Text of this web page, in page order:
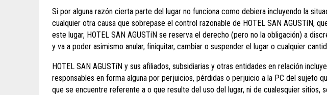
Si por alguna razón cierta parte del lugar no funciona como debiera incluyendo la
cualquier otra causa que sobrepase el control razonable de HOTEL SAN AGUSTíN,
este lugar, HOTEL SAN AGUSTíN se reserva el derecho (pero no la obligación) a
y va a poder asimismo anular, finiquitar, cambiar o suspender el lugar o cualquier
HOTEL SAN AGUSTíN y sus afiliados, subsidiarias y otras entidades en relación
responsables en forma alguna por perjuicios, pérdidas o perjuicio a la PC del
que se encuentre referente a o que resulte del uso del lugar, ni de cualesquier